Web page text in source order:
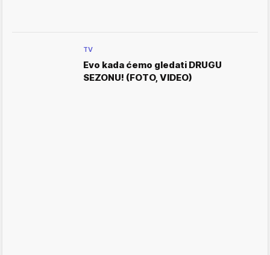
TV
Evo kada ćemo gledati DRUGU
SEZONU! (FOTO, VIDEO)